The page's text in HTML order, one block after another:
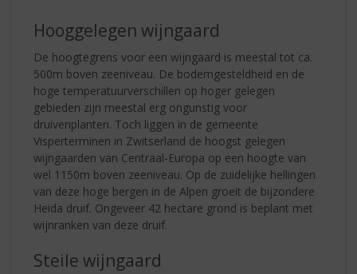
Hooggelegen wijngaard
De hoogtegrens voor een wijngaard is meestal tot ca.
500m boven zeeniveau. De bodemgesteldheid en de
hoge temperatuurverschillen op hoger gelegen
gebieden zijn meestal erg ongunstig voor
druivenplanten. Toch liggen in de gemeente
Visperterminen in Zwitserland de hoogst gelegen
wijngaarden van Centraal-Europa op een hoogte van
wel 1150m boven zeeniveau. Op de zuidelijke hellingen
van deze hoge bergen in de Alpen groeit de bijzondere
Heida druif. Ongeveer 42 hectare grond is beplant met
wijnranken van deze druif.
Steile wijngaard